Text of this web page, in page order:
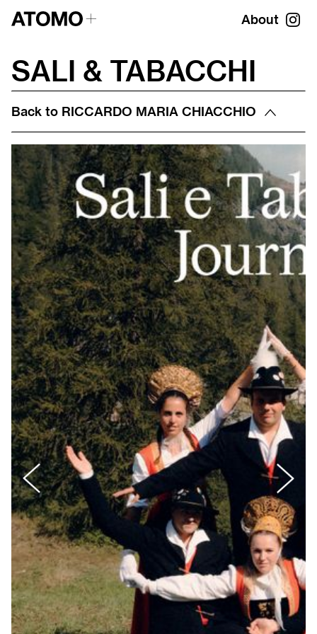
About
SALI & TABACCHI
Back to RICCARDO MARIA CHIACCHIO